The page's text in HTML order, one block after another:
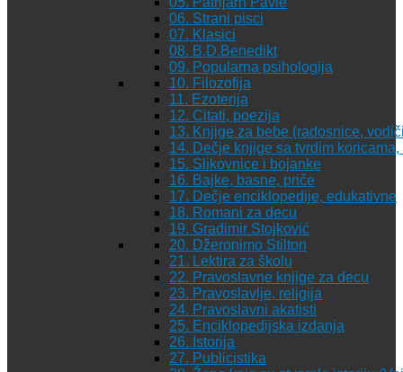
06. Strani pisci
07. Klasici
08. B.D.Benedikt
09. Popularna psihologija
10. Filozofija
11. Ezoterija
12. Citati, poezija
13. Knjige za bebe (radosnice,
14. Dečje knjige sa tvrdim
15. Slikovnice i bojanke
16. Bajke, basne, priče
17. Dečje enciklopedije, edukativne
18. Romani za decu
19. Gradimir Stojković
20. Džeronimo Stilton
21. Lektira za školu
22. Pravoslavne knjige za decu
23. Pravoslavlje, religija
24. Pravoslavni akatisti
25. Enciklopedijska izdanja
26. Istorija
27. Publicistika